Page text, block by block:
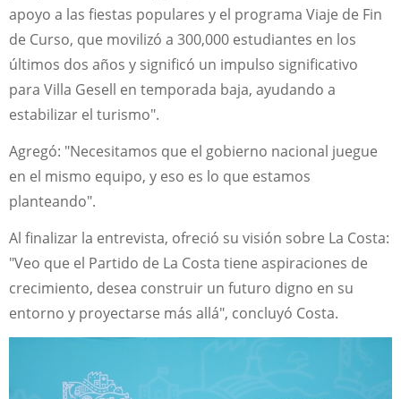
apoyo a las fiestas populares y el programa Viaje de Fin
de Curso, que movilizó a 300,000 estudiantes en los
últimos dos años y significó un impulso significativo
para Villa Gesell en temporada baja, ayudando a
estabilizar el turismo".
Agregó: "Necesitamos que el gobierno nacional juegue
en el mismo equipo, y eso es lo que estamos
planteando".
Al finalizar la entrevista, ofreció su visión sobre La Costa:
"Veo que el Partido de La Costa tiene aspiraciones de
crecimiento, desea construir un futuro digno en su
entorno y proyectarse más allá", concluyó Costa.